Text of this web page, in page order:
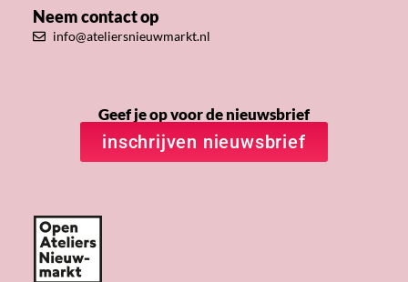
Neem contact op
info@ateliersnieuwmarkt.nl
Geef je op voor de nieuwsbrief
inschrijven nieuwsbrief